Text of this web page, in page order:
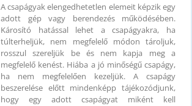
A csapágyak elengedhetetlen elemeit képzik egy
adott gép vagy berendezés működésében.
Károsító hatással lehet a csapágyakra, ha
túlterheljük, nem megfelelő módon tároljuk,
rosszul szereljük be és nem kapja meg a
megfelelő kenést. Hiába a jó minőségű csapágy,
ha nem megfelelően kezeljük. A csapágy
beszerelése előtt mindenképp tájékozódjunk,
hogy egy adott csapágyat miként kell